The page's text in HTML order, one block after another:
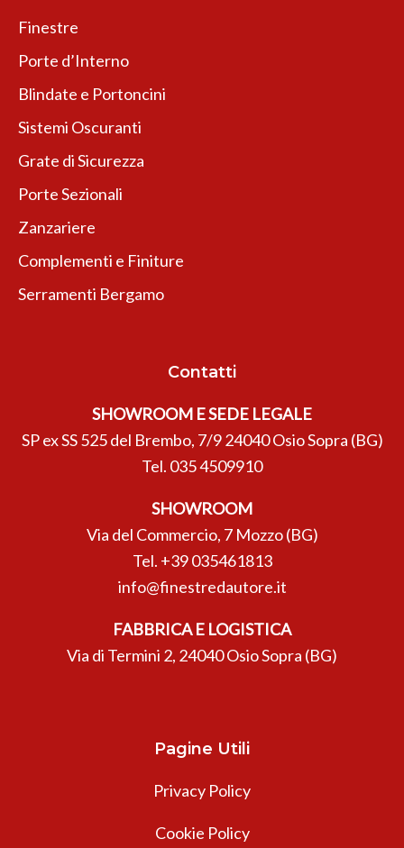
Finestre
Porte d’Interno
Blindate e Portoncini
Sistemi Oscuranti
Grate di Sicurezza
Porte Sezionali
Zanzariere
Complementi e Finiture
Serramenti Bergamo
Contatti
SHOWROOM E SEDE LEGALE
SP ex SS 525 del Brembo, 7/9 24040 Osio Sopra (BG)
Tel. 035 4509910
SHOWROOM
Via del Commercio, 7 Mozzo (BG)
Tel. +39 035461813
info@finestredautore.it
FABBRICA E LOGISTICA
Via di Termini 2, 24040 Osio Sopra (BG)
Pagine Utili
Privacy Policy
Cookie Policy